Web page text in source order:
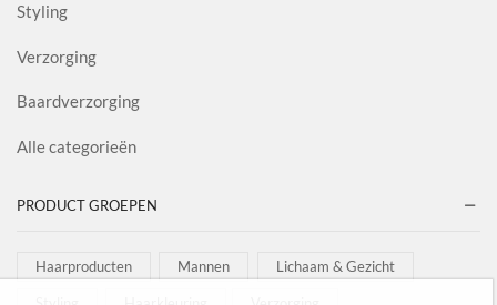
Styling
Verzorging
Baardverzorging
Alle categorieën
PRODUCT GROEPEN
Haarproducten Mannen Lichaam & Gezicht